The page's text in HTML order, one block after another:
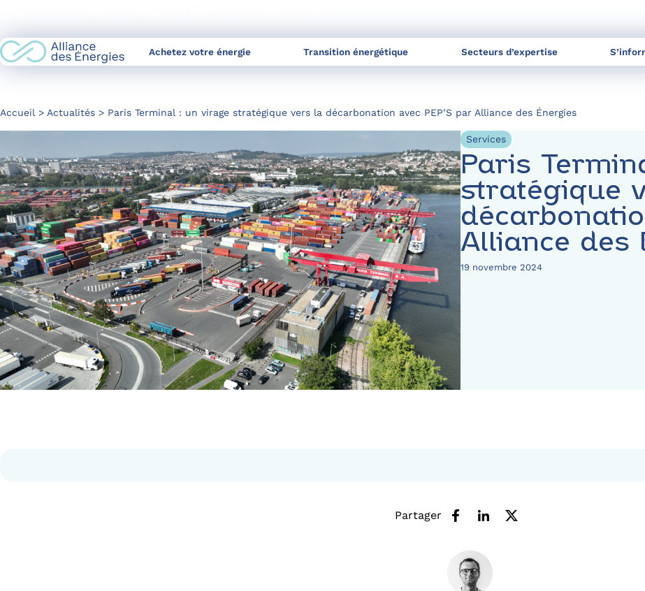
Content
Achetez votre énergie Transition énergétique Secteurs d’expertise
Accueil Actualités Paris Terminal : un virage stratégique vers la décarbonation avec PEP’S par Alliance des Énergies
Services
Paris
stratégique
Alliance des
19 novembre 2024
Partager